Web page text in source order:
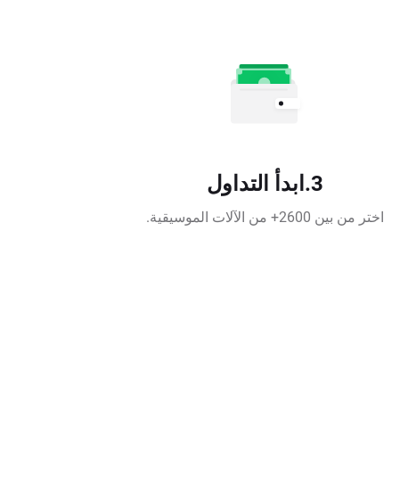
3.ابدأ التداول
اختر من بين 2600+ من الآلات الموسيقية.